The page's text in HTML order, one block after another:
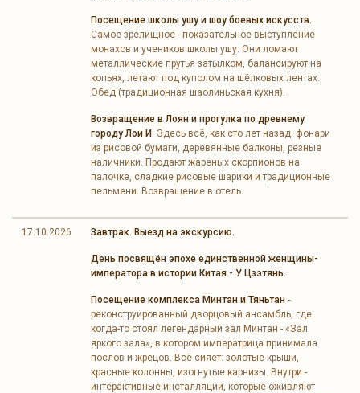
Посещение школы ушу и шоу боевых искусств.
Самое зрелищное - показательное выступление
монахов и учеников школы ушу. Они ломают
металлические прутья затылком, балансируют на
копьях, летают под куполом на шёлковых лентах.
Обед (традиционная шаолиньская кухня).
Возвращение в Лоян и прогулка по древнему
городу Лои И . Здесь всё, как сто лет назад: фонари
из рисовой бумаги, деревянные балконы, резные
наличники. Продают жареных скорпионов на
палочке, сладкие рисовые шарики и традиционные
пельмени. Возвращение в отель.
17.10.2026 Завтрак. Выезд на экскурсию.
День посвящён эпохе единственной женщины-
императора в истории Китая - У Цзэтянь.
Посещение комплекса Минтан и Тяньтан -
реконструированный дворцовый ансамбль, где
когда-то стоял легендарный зал Минтан - «Зал
яркого зала», в котором императрица принимала
послов и жрецов. Всё сияет: золотые крыши,
красные колонны, изогнутые карнизы. Внутри -
интерактивные инсталляции, которые оживляют